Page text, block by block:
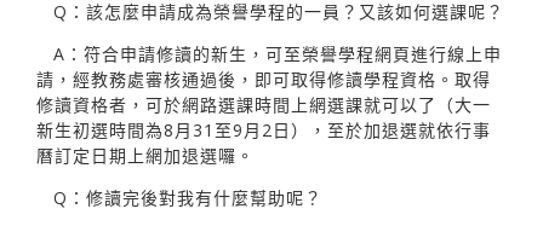
Q：該怎麼申請成為榮譽學程的一員？又該如何選課呢？
A：符合申請修讀的新生，可至榮譽學程網頁進行線上申
請，經教務處審核通過後，即可取得修讀學程資格。取得
修讀資格者，可於網路選課時間上網選課就可以了（大一
新生初選時間為8月31至9月2日），至於加退選就依行事
曆訂定日期上網加退選囉。
Q：修讀完後對我有什麼幫助呢？